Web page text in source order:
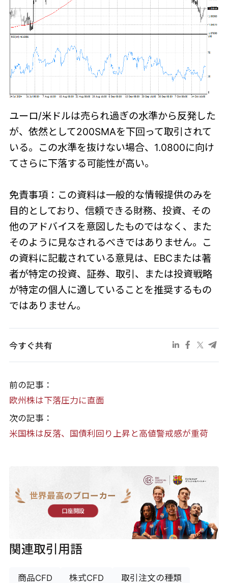
ユーロ/米ドルは売られ過ぎの水準から反発した
が、依然として200SMAを下回って取引されて
いる。この水準を抜けない場合、1.0800に向け
てさらに下落する可能性が高い。
免責事項：この資料は一般的な情報提供のみを
目的としており、信頼できる財務、投資、その
他のアドバイスを意図したものではなく、また
そのように見なされるべきではありません。こ
の資料に記載されている意見は、EBCまたは著
者が特定の投資、証券、取引、または投資戦略
が特定の個人に適していることを推奨するもの
ではありません。
今すぐ共有
前の記事：
欧州株は下落圧力に直面
次の記事：
米国株は反落、国債利回り上昇と高値警戒感が重荷
世界最高のブローカー
口座開設
関連取引用語
商品CFD 株式CFD 取引注文の種類